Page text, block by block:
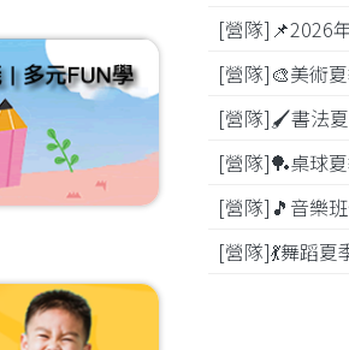
習營 課程介紹
生
&實體課程
[營隊]🎨美術
[營隊]💃舞蹈
[比賽]🎤國語日報小主播報新聞比賽得獎名單及作品
』得獎作品賞析
[比賽]🖊️2025 新光銀行．金融寫作比賽講評暨得獎作品
[影音]《存下一個夢想 從零開始的理財旅程》
徵選作品欣賞